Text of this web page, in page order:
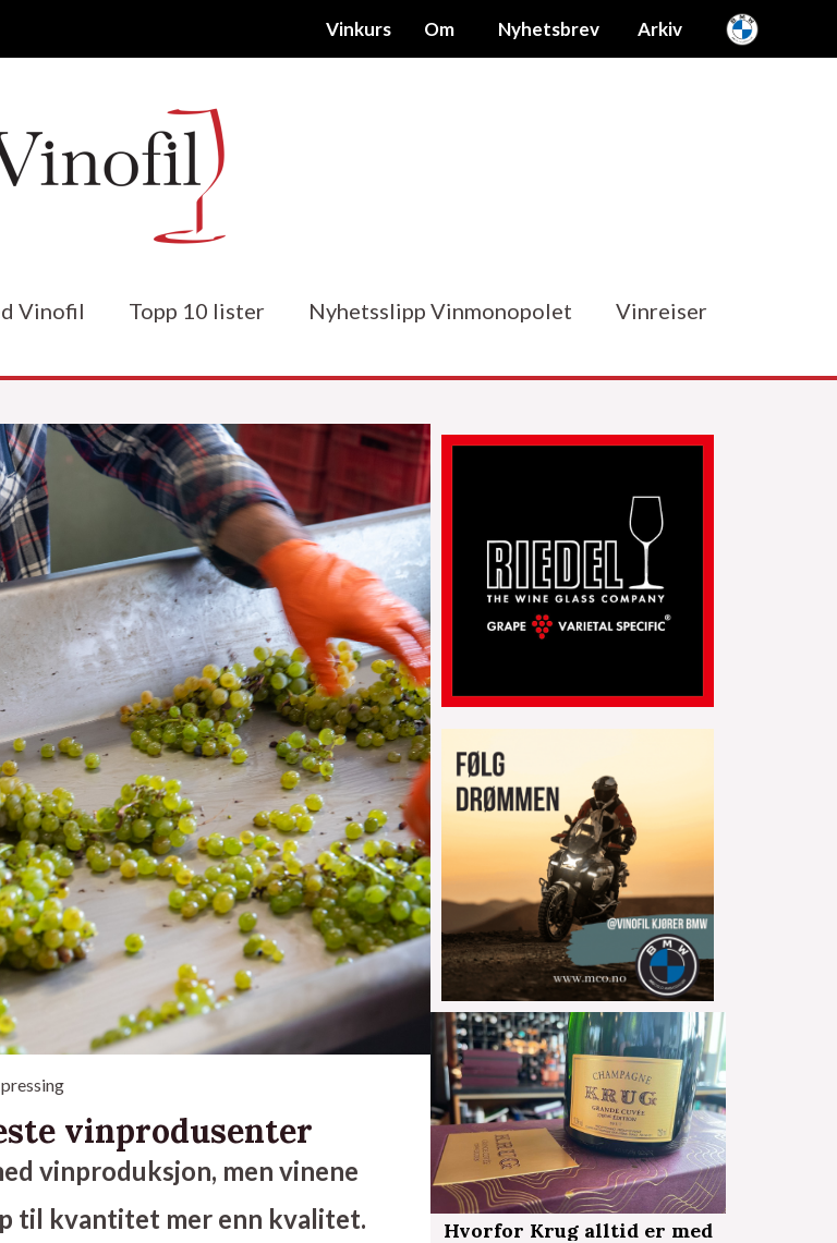
Vinkurs Om Nyhetsbrev Arkiv
Vinofil Topp 10 lister Nyhetsslipp Vinmonopolet
Vinreiser
vinprodusenter
vinproduksjon, men vinene
til kvantitet mer enn kvalitet.
Hvorfor Krug alltid er med